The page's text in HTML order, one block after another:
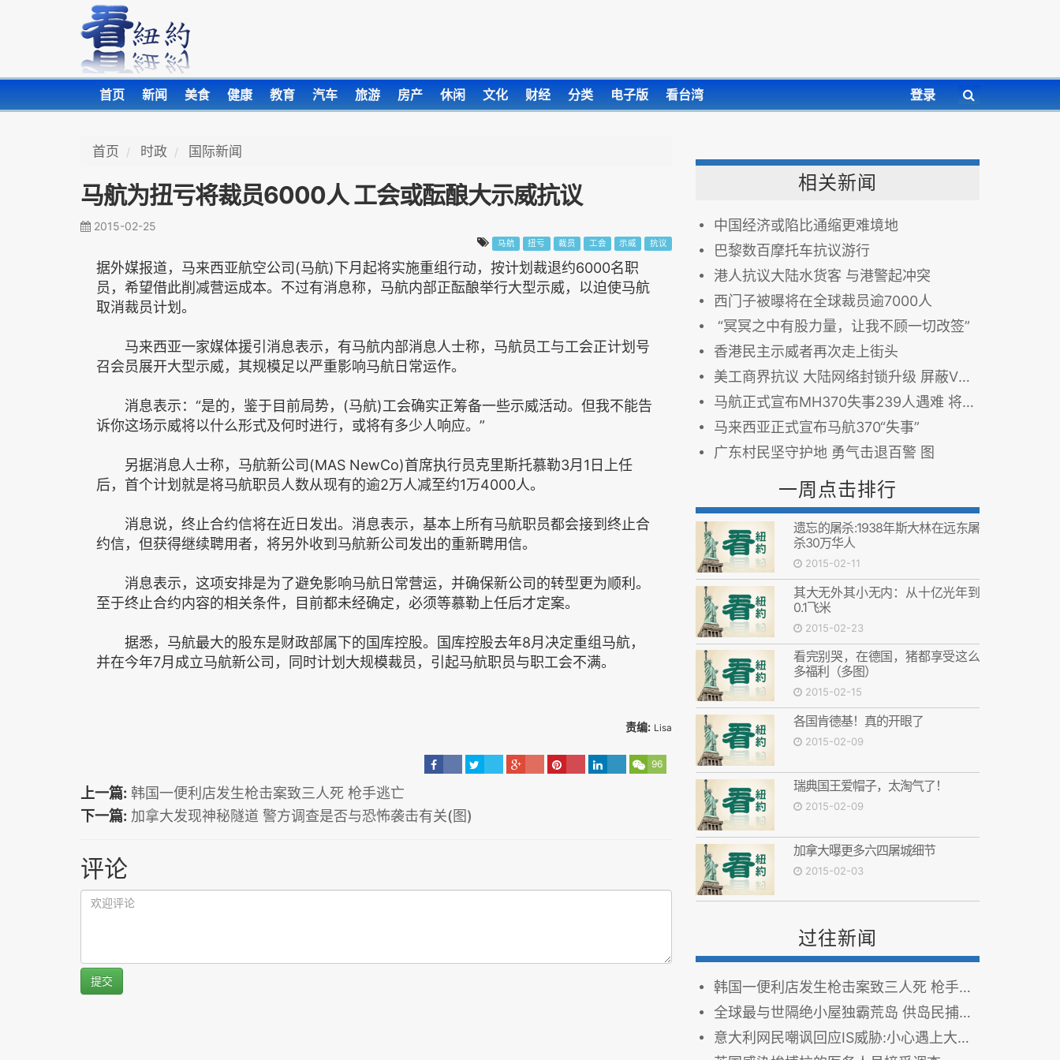
首页 新闻 美食 健康 教育 汽车 旅游 房产 休闲 文化 财经 分类 电子版 看台湾 登录
首页 时政 国际新闻
马航为扭亏将裁员6000人 工会或酝酿大示威抗议
2015-02-25
马航 扭亏 裁员 工会 示威 抗议
据外媒报道，马来西亚航空公司(马航)下月起将实施重组行动，按计划裁退约6000名职
员，希望借此削减营运成本。不过有消息称，马航内部正酝酿举行大型示威，以迫使马航
取消裁员计划。
马来西亚一家媒体援引消息表示，有马航内部消息人士称，马航员工与工会正计划号
召会员展开大型示威，其规模足以严重影响马航日常运作。
消息表示：“是的，鉴于目前局势，(马航)工会确实正筹备一些示威活动。但我不能告
诉你这场示威将以什么形式及何时进行，或将有多少人响应。”
另据消息人士称，马航新公司(MAS NewCo)首席执行员克里斯托慕勒3月1日上任
后，首个计划就是将马航职员人数从现有的逾2万人减至约1万4000人。
消息说，终止合约信将在近日发出。消息表示，基本上所有马航职员都会接到终止合
约信，但获得继续聘用者，将另外收到马航新公司发出的重新聘用信。
消息表示，这项安排是为了避免影响马航日常营运，并确保新公司的转型更为顺利。
至于终止合约内容的相关条件，目前都未经确定，必须等慕勒上任后才定案。
据悉，马航最大的股东是财政部属下的国库控股。国库控股去年8月决定重组马航，
并在今年7月成立马航新公司，同时计划大规模裁员，引起马航职员与职工会不满。
责编: Lisa
96
上一篇: 韩国一便利店发生枪击案致三人死 枪手逃亡
下一篇: 加拿大发现神秘隧道 警方调查是否与恐怖袭击有关(图)
评论
提交
相关新闻
中国经济或陷比通缩更难境地
巴黎数百摩托车抗议游行
港人抗议大陆水货客 与港警起冲突
西门子被曝将在全球裁员逾7000人
“冥冥之中有股力量，让我不顾一切改签”
香港民主示威者再次走上街头
美工商界抗议 大陆网络封锁升级 屏蔽VPN
马航正式宣布MH370失事239人遇难 将启动赔偿
马来西亚正式宣布马航370“失事”
广东村民坚守护地 勇气击退百警 图
一周点击排行
遗忘的屠杀:1938年斯大林在远东屠
杀30万华人
2015-02-11
其大无外其小无内：从十亿光年到
0.1飞米
2015-02-23
看完别哭，在德国，猪都享受这么
多福利（多图）
2015-02-15
各国肯德基！真的开眼了
2015-02-09
瑞典国王爱帽子，太淘气了！
2015-02-09
加拿大曝更多六四屠城细节
2015-02-03
过往新闻
韩国一便利店发生枪击案致三人死 枪手逃亡
全球最与世隔绝小屋独霸荒岛 供岛民捕猎(组图)
意大利网民嘲讽回应IS威胁:小心遇上大堵车(图)